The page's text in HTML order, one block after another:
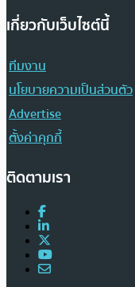
เกี่ยวกับเว็บไซต์นี้
ทีมงาน
นโยบายความเป็นส่วนตัว
Advertise
ตั้งค่าคุกกี้
ติดตามเรา